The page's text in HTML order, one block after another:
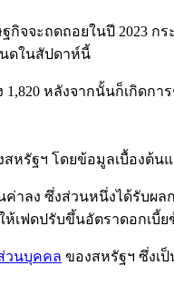
จจะถดถอยในปี 2023
นดในสัปดาห์นี้
1,820 หลังจากนั้นก็เกิดก
หรัฐฯ โดยข้อมูลเบื้องต้น
าลง ซึ่งส่วนหนึ่งได้รับผล
เฟดปรับขึ้นอัตราดอกเบี้ย
วนบุคคล ของสหรัฐฯ ซึ่งเ